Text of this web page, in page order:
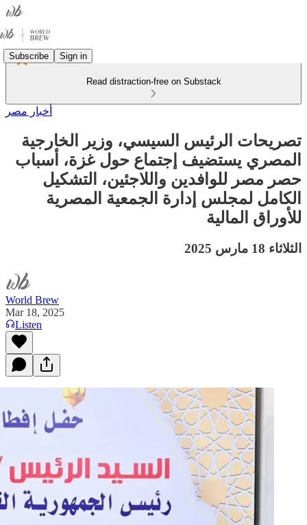
Subscribe Sign in
Read distraction-free on Substack
أخبار مصر
تصريحات الرئيس السيسي، وزير الخارجية
المصري يستضيف إجتماع حول غزة، أسباب
حصر مصر للوافدين واللاجئين، التشكيل
الكامل لمجلس إدارة الجمعية المصرية
للأوراق المالية
الثلاثاء 18 مارس 2025
World Brew
Mar 18, 2025
Listen